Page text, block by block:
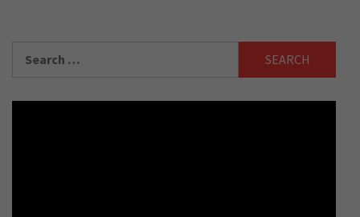
for: